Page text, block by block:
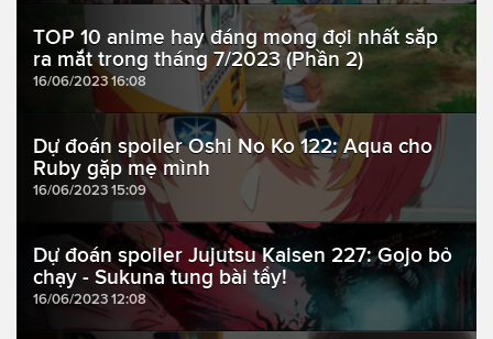
TOP 10 anime hay đáng mong đợi nhất sắp
ra mắt trong tháng 7/2023 (Phần 2)
16/06/2023 16:08
Dự đoán spoiler Oshi No Ko 122: Aqua cho
Ruby gặp mẹ mình
16/06/2023 15:09
Dự đoán spoiler Jujutsu Kaisen 227: Gojo bỏ
chạy - Sukuna tung bài tẩy!
16/06/2023 12:08